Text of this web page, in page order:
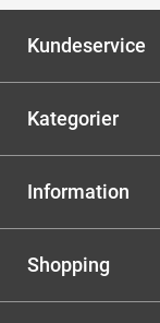
Kundeservice
Kategorier
Information
Shopping